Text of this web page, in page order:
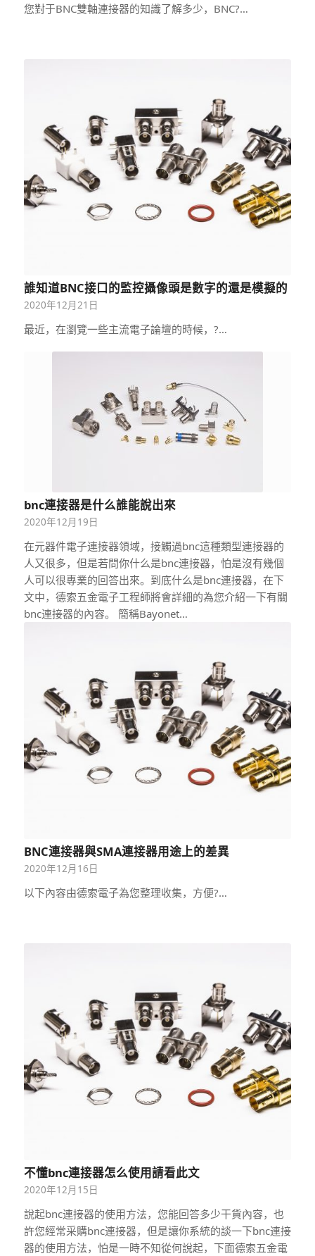
您對于BNC雙軸連接器的知識了解多少，BNC?…
誰知道BNC接口的監控攝像頭是數字的還是模擬的
2020年12月21日
最近，在瀏覽一些主流電子論壇的時候，?…
bnc連接器是什么誰能說出來
2020年12月19日
在元器件電子連接器領域，接觸過bnc這種類型連接器的
人又很多，但是若問你什么是bnc連接器，怕是沒有幾個
人可以很專業的回答出來。到底什么是bnc連接器，在下
文中，德索五金電子工程師將會詳細的為您介紹一下有關
bnc連接器的內容。 簡稱Bayonet…
BNC連接器與SMA連接器用途上的差異
2020年12月16日
以下內容由德索電子為您整理收集，方便?…
不懂bnc連接器怎么使用請看此文
2020年12月15日
說起bnc連接器的使用方法，您能回答多少干貨內容，也
許您經常采購bnc連接器，但是讓你系統的談一下bnc連接
器的使用方法，怕是一時不知從何說起，下面德索五金電